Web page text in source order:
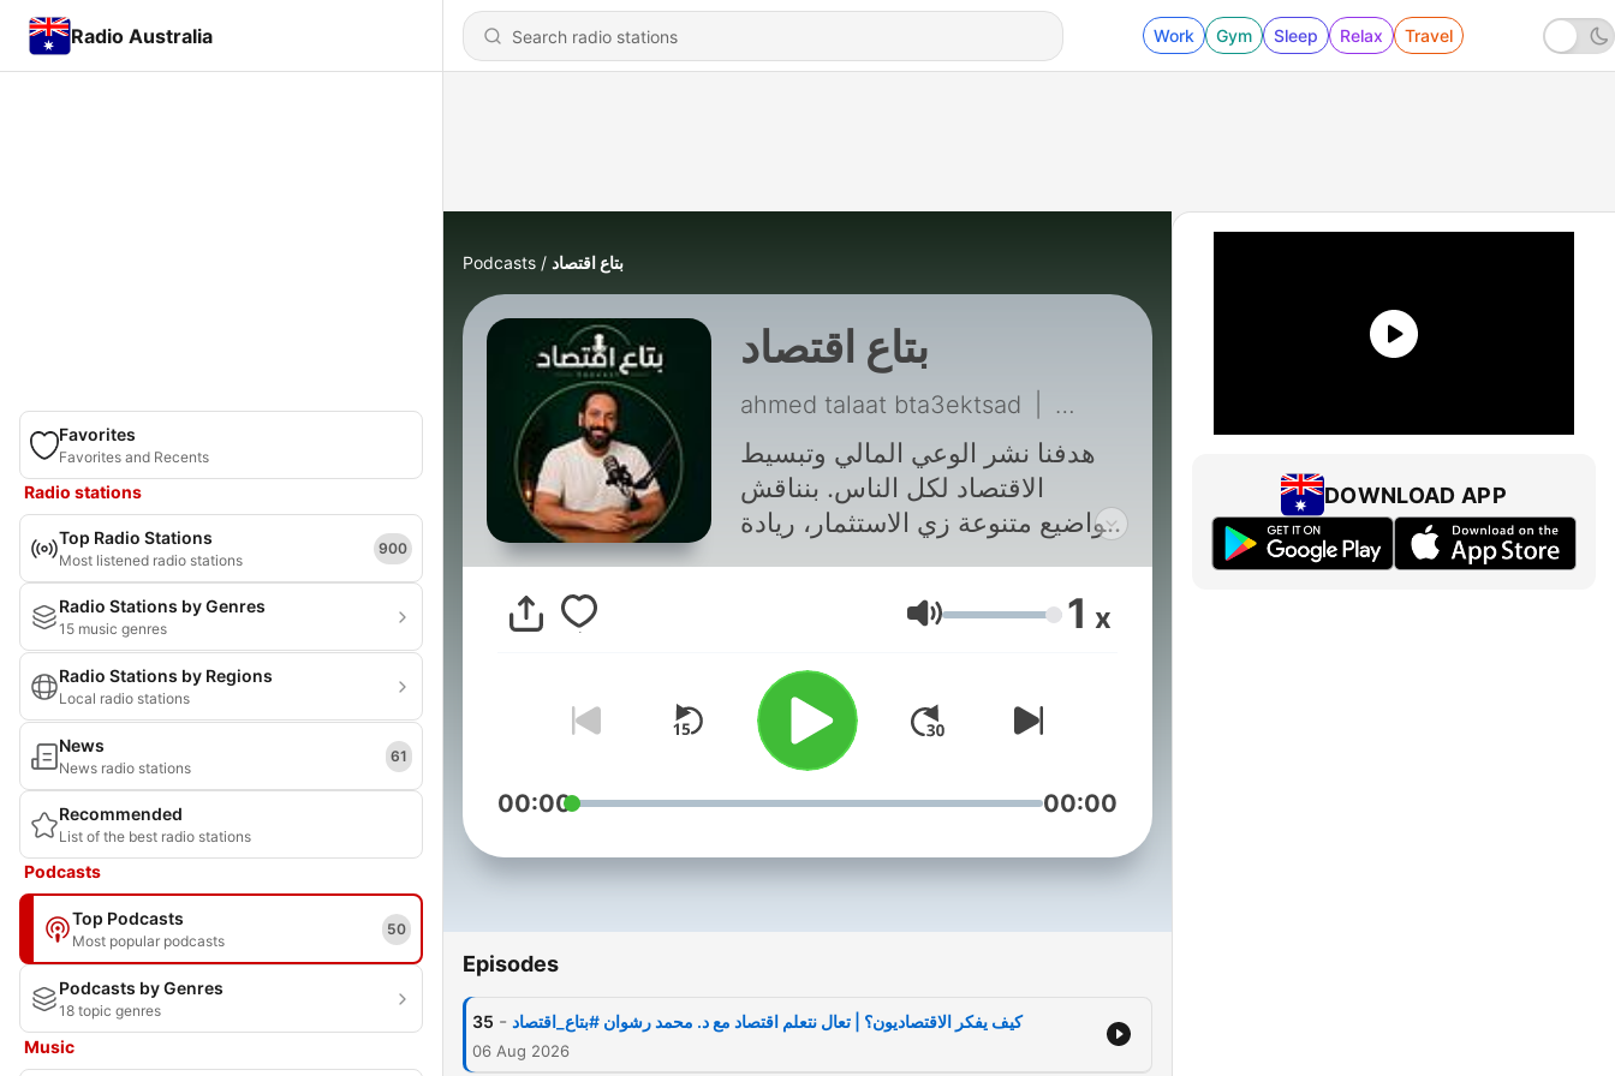
Radio Australia Work Gym Sleep Relax Travel
Favorites
Favorites and Recents
Radio stations
Top Radio Stations
Most listened radio stations
900
Radio Stations by Genres
15 music genres
Radio Stations by Regions
Local radio stations
News
News radio stations
61
Recommended
List of the best radio stations
Podcasts
Top Podcasts
Most popular podcasts
50
Podcasts by Genres
18 topic genres
Music
Podcasts بتاع اقتصاد
بتاع اقتصاد
ahmed talaat bta3ektsad
هدفنا نشر الوعي المالي وتبسيط
الاقتصاد لكل الناس. بنناقش
مواضيع متنوعة زي الاستثمار، ريادة
المشاريع العقارية، كل ده بأسلوب
بسيط ومباشر. خليك معانا وخد
الذكي! 💡 📢 تابعنا عشان متفوتش
Volume 1 x
00:00 00:00
Episodes
35 - كيف يفكر الاقتصاديون؟ | تعال نتعلم اقتصاد مع د. محمد رشوان #بتاع_اقتصاد
06 Aug 2026
DOWNLOAD APP